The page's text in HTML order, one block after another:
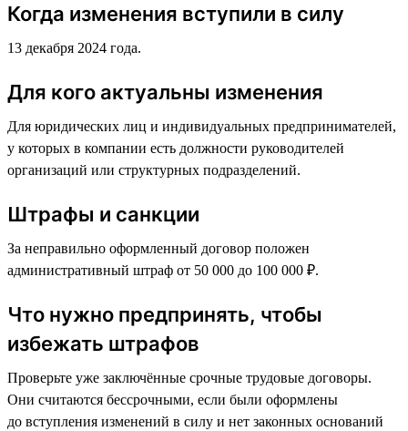
Когда изменения вступили в силу
13 декабря 2024 года.
Для кого актуальны изменения
Для юридических лиц и индивидуальных предпринимателей,
у которых в компании есть должности руководителей
организаций или структурных подразделений.
Штрафы и санкции
За неправильно оформленный договор положен
административный штраф от 50 000 до 100 000 ₽.
Что нужно предпринять, чтобы
избежать штрафов
Проверьте уже заключённые срочные трудовые договоры.
Они считаются бессрочными, если были оформлены
до вступления изменений в силу и нет законных оснований